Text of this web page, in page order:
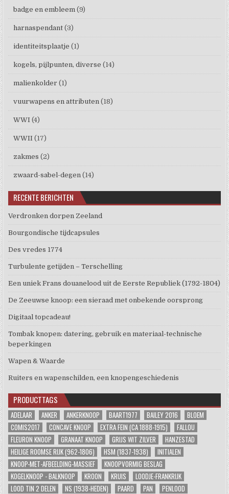
badge en embleem (9)
harnaspendant (3)
identiteitsplaatje (1)
kogels, pijlpunten, diverse (14)
malienkolder (1)
vuurwapens en attributen (18)
WWI (4)
WWII (17)
zakmes (2)
zwaard-sabel-degen (14)
RECENTE BERICHTEN
Verdronken dorpen Zeeland
Bourgondische tijdcapsules
Des vredes 1774
Turbulente getijden – Terschelling
Een uniek Frans douanelood uit de Eerste Republiek (1792-1804)
De Zeeuwse knoop: een sieraad met onbekende oorsprong
Digitaal topcadeau!
Tombak knopen: datering, gebruik en materiaal-technische
beperkingen
Wapen & Waarde
Ruiters en wapenschilden, een knopengeschiedenis
PRODUCTTAGS
ADELAAR ANKER ANKERKNOOP BAART1977 BAILEY 2016
BLOEM
COMIS2017
CONCAVE KNOOP EXTRA FEIN (CA 1888-1915)
FALLOU
FLEURON KNOOP
GRANAAT KNOOP GRIJS WIT ZILVER
HANZESTAD
HEILIGE ROOMSE RIJK (962-1806)
HSM (1837-1938)
INITIALEN
KNOOP-MET-AFBEELDING-MASSIEF
KNOOPVORMIG BESLAG
KOGELKNOOP - BALKNOOP
KROON KRUIS
LOODJE-FRANKRIJK
LOOD TIN 2 DELEN
NS (1938-HEDEN) PAARD PAN PENLOOD